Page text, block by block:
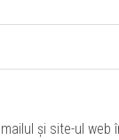
și site-ul